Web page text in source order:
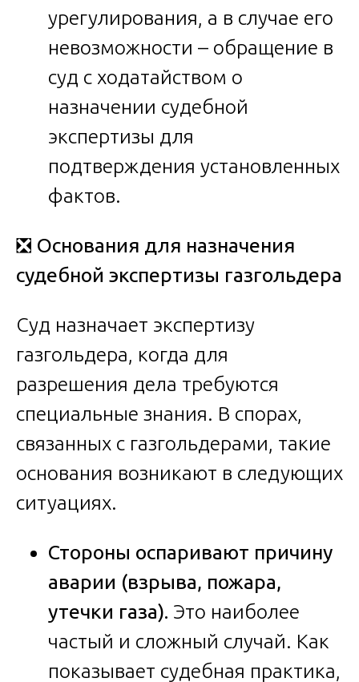
урегулирования, а в случае его
невозможности – обращение в
суд с ходатайством о
назначении судебной
экспертизы для
подтверждения установленных
фактов.
❎ Основания для назначения
судебной экспертизы газгольдера
Суд назначает экспертизу
газгольдера, когда для
разрешения дела требуются
специальные знания. В спорах,
связанных с газгольдерами, такие
основания возникают в следующих
ситуациях.
Стороны оспаривают причину
аварии (взрыва, пожара,
утечки газа). Это наиболее
частый и сложный случай. Как
показывает судебная практика,